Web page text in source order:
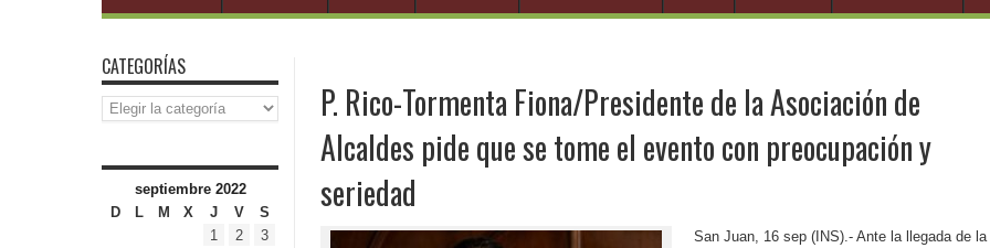
P. Rico-Tormenta Fiona/Presidente de la Asociación de
Alcaldes pide que se tome el evento con preocupación y
seriedad
San Juan, 16 sep (INS).- Ante la llegada de la
CATEGORÍAS
Categorías
septiembre 2022
D
L M X J V
S
1
2
3